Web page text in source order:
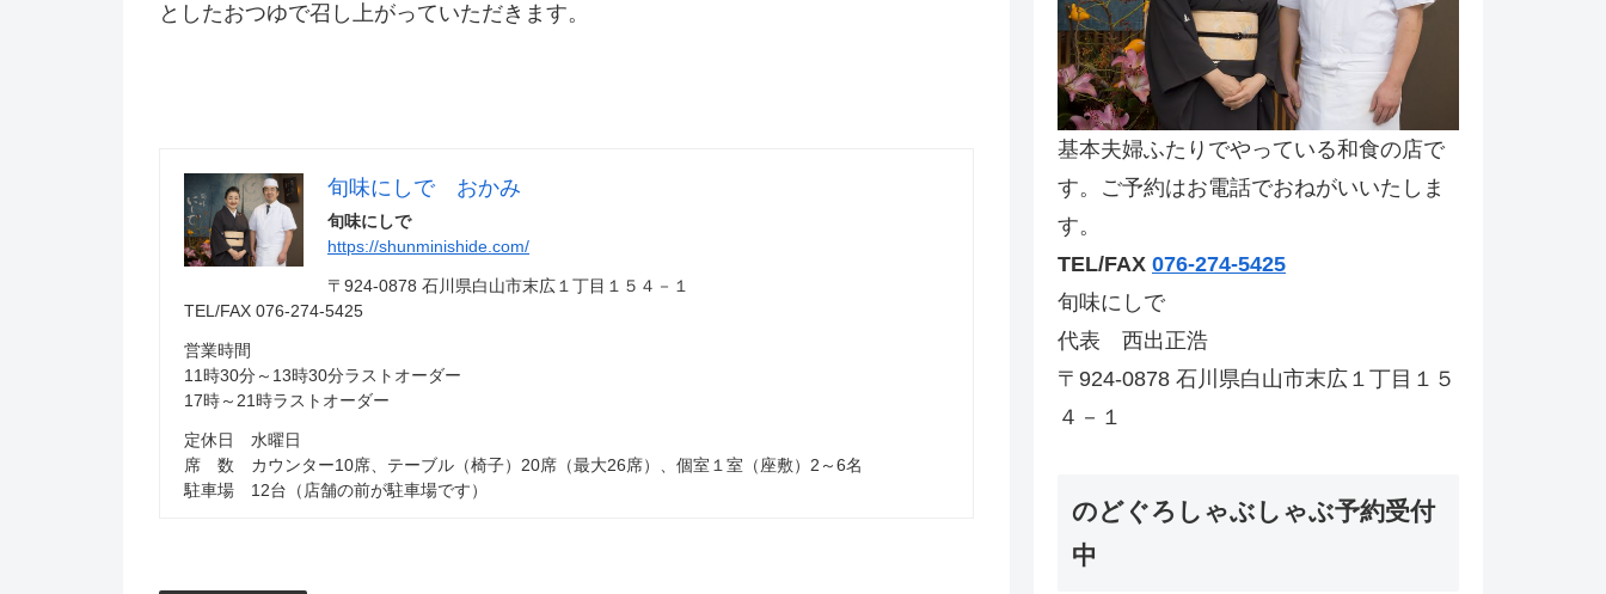
としたおつゆで召し上がっていただきます。
旬味にしで おかみ
旬味にしで
https://shunminishide.com/
〒924-0878 石川県白山市末広１丁目１５４－１
TEL/FAX 076-274-5425
営業時間
11時30分～13時30分ラストオーダー
17時～21時ラストオーダー
定休日 水曜日
席 数 カウンター10席、テーブル（椅子）20席（最大26席）、個室１室（座敷）2～6名
駐車場 12台（店舗の前が駐車場です）
基本夫婦ふたりでやっている和食の店で
す。ご予約はお電話でおねがいいたしま
す。
TEL/FAX 076-274-5425
旬味にしで
代表 西出正浩
〒924-0878 石川県白山市末広１丁目１５
４－１
のどぐろしゃぶしゃぶ予約受付
中